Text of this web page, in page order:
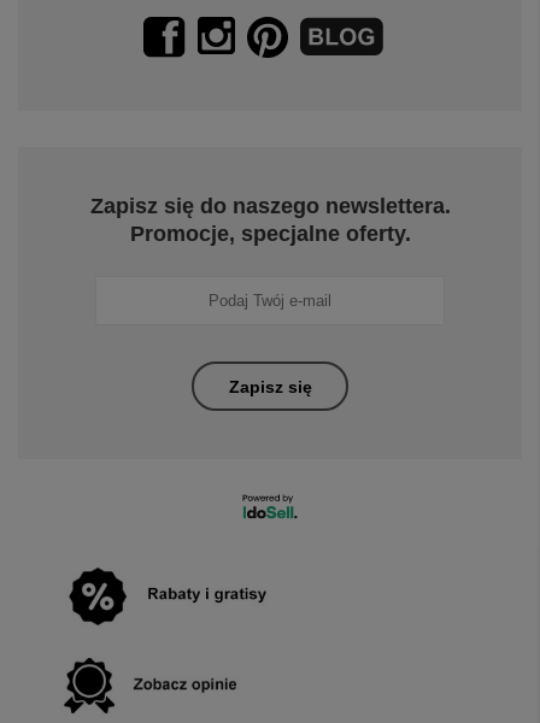
Zapisz się do naszego newslettera.
Promocje, specjalne oferty.
Zapisz się